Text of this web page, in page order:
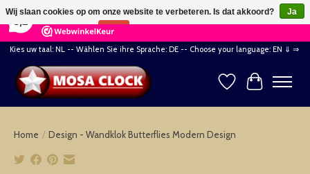
164 Reviews ×
Kies uw taal: NL -- Wählen Sie ihre Sprache: DE -- Choose your language: EN ⇓ ⇒
Verlanglijst
Home / Design - Wandklok Butterflies Modern Design
Wij slaan cookies op om onze website te verbeteren. Is dat akkoord?
Ja
Nee